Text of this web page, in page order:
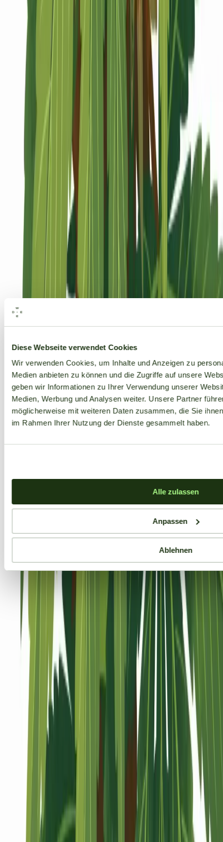
Diese Webseite verwendet Cookies
Wir verwenden Cookies, um Inhalte und Anzeigen zu
Medien anbieten zu können und die Zugriffe auf unsere
geben wir Informationen zu Ihrer Verwendung unserer
Medien, Werbung und Analysen weiter. Unsere Partner
möglicherweise mit weiteren Daten zusammen, die Sie
im Rahmen Ihrer Nutzung der Dienste gesammelt haben.
Alle zulassen
Anpassen
Ablehnen
Marken
Seedbanks